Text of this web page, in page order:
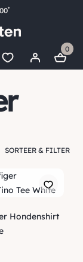
*
0
SORTEER & FILTER
Hondenshirt